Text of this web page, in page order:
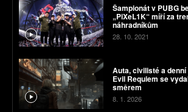
Šampionát v PUBG
„PiXeL1K“ míří za
náhradníkům
28. 10. 2021
Auta, civilisté a
Evil Requiem se
směrem
8. 1. 2026